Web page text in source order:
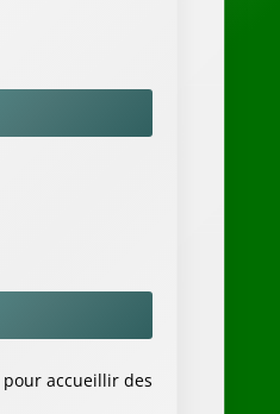
accueillir des
béluga à
- ina.fr